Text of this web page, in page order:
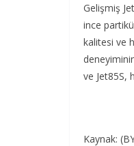
Gelişmiş
ince
kalitesi ve
ve Jet85S,
Kaynak: